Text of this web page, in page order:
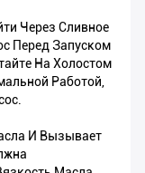
Через Сливное
Перед Запуском
На Холостом
Работой,
И Вызывает